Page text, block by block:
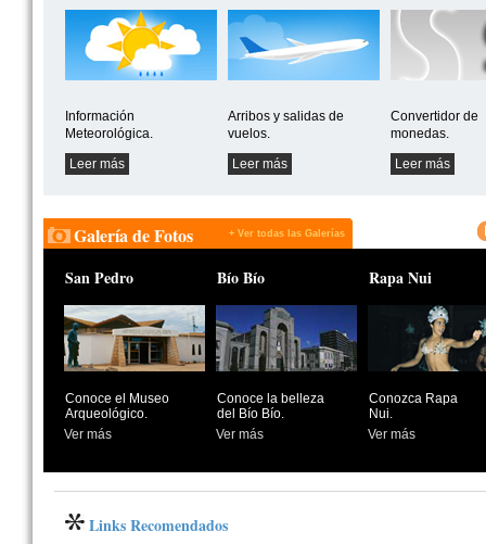
Información
Meteorológica.
Leer más
Arribos y salidas de
vuelos.
Leer más
Convertidor de
monedas.
Leer más
Galería de Fotos + Ver todas las Galerías
San Pedro
Conoce el Museo
Arqueológico.
Ver más
Bío Bío
Conoce la belleza
del Bío Bío.
Ver más
Rapa Nui
Conozca Rapa
Nui.
Ver más
Links Recomendados